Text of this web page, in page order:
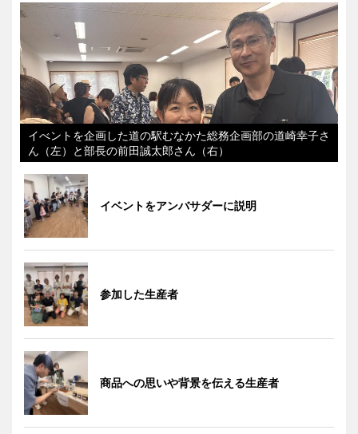
イべントを企画した道の駅むなかた総務企画部の道崎幸子さ
ん（左）と部長の前田誠太郎さん（右）
イベントをアンバサダーに説明
参加した生産者
商品への思いや背景を伝える生産者